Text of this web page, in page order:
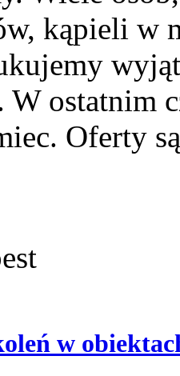
kąpieli w
W ostatnim
Oferty
w